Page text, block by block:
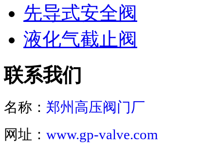
先导式安全阀
液化气截止阀
联系我们
名称： 郑州高压阀门厂
网址： www.gp-valve.com